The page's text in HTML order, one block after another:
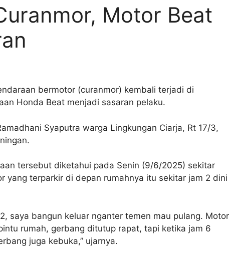
Motor Beat
bermotor (curanmor) kembali terjadi di
Honda Beat menjadi sasaran pelaku.
Syaputra warga Lingkungan Ciarja, Rt 17/3,
tersebut diketahui pada Senin (9/6/2025) sekitar
yang terparkir di depan rumahnya itu sekitar jam 2 dini
saya bangun keluar nganter temen mau pulang. Motor
rumah, gerbang ditutup rapat, tapi ketika jam 6
juga kebuka,” ujarnya.